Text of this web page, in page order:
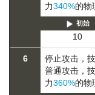
力340%的物
初始
10
6 停止攻击，
普通攻击 ，
力360%的物